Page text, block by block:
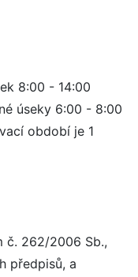
8:00 - 14:00
úseky 6:00 - 8:00
období je 1
č. 262/2006 Sb.,
předpisů, a